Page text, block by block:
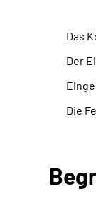
Das
Der
Die